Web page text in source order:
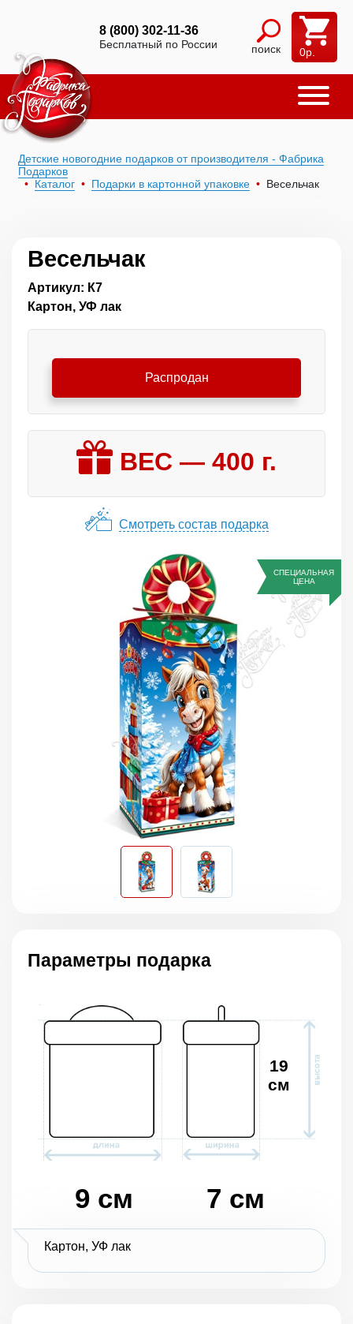
8 (800) 302-11-36
Бесплатный по России поиск 0р.
Детские новогодние подарков от производителя - Фабрика
Подарков
Каталог
Подарки в картонной упаковке Весельчак
СПЕЦИАЛЬНАЯ
ЦЕНА
Весельчак
Артикул: К7
Картон, УФ лак
Распродан
ВЕС — 400 г.
Смотреть состав подарка
Параметры подарка
9 см 7 см
19
см
Картон, УФ лак